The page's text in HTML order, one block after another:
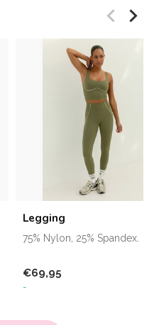
Legging
75% Nylon, 25% Spandex.
€69,95
-